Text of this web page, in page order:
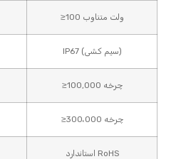
≥100 ولت متناوب
IP67 (سیم کشی)
≥100,000 چرخه
≥300،000 چرخه
استاندارد RoHS